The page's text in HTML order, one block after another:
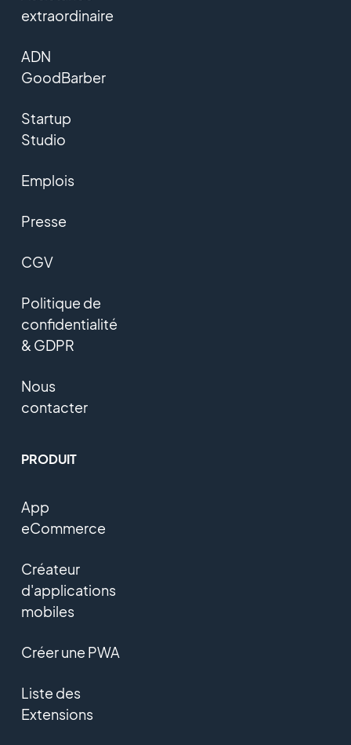
extraordinaire
ADN
GoodBarber
Startup
Studio
Emplois
Presse
CGV
Politique de
confidentialité
& GDPR
Nous
contacter
PRODUIT
App
eCommerce
Créateur
d'applications
mobiles
Créer une PWA
Liste des
Extensions